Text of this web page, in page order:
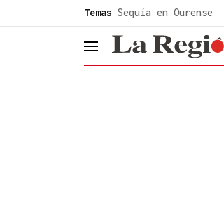
Temas Sequía en Ourense
header.menu.open